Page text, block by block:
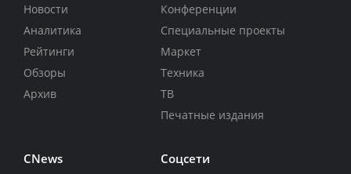
Новости
Аналитика
Рейтинги
Обзоры
Архив
Конференции
Специальные проекты
Маркет
Техника
ТВ
Печатные издания
CNews Соцсети